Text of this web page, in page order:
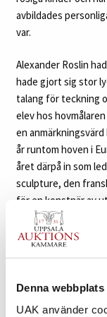
Denna
UAK använder
avbildades
var.
Alexander Roslin
hade gjort sig stor
talang för teckning
elev hos
en
år runtom hoven i
året därpå in som
sculpture, den
för en konstnär av
hans osedvanliga
Samma år
Parissalongen och
att beställningarna